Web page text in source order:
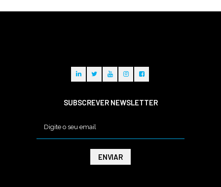
SUBSCREVER NEWSLETTER